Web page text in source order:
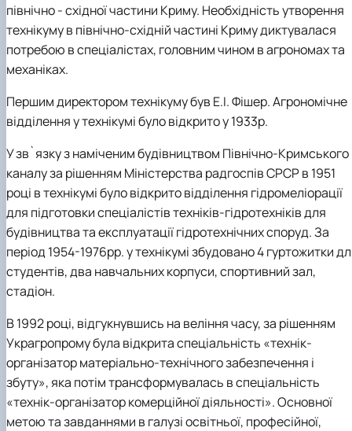
північно - східної частини Криму. Необхідність утворення
технікуму в північно-східній частині Криму диктувалася
потребою в спеціалістах, головним чином в агрономах та
механіках.
Першим директором технікуму був Е.І. Фішер. Агрономічне
відділення у технікумі було відкрито у 1933р.
У зв`язку з наміченим будівництвом Північно-Кримського
каналу за рішенням Міністерства радгоспів СРСР в 1951
році в технікумі було відкрито відділення гідромеліорації
для підготовки спеціалістів техніків-гідротехніків для
будівництва та експлуатації гідротехнічних споруд. За
період 1954-1976рр. у технікумі збудовано 4 гуртожитки
студентів, два навчальних корпуси, спортивний зал,
стадіон.
В 1992 році, відгукнувшись на веління часу, за рішенням
Украгропрому була відкрита спеціальність «технік-
організатор матеріально-технічного забезпечення і
збуту», яка потім трансформувалась в спеціальність
«технік-організатор комерційної діяльності». Основної
метою та завданнями в галузі освітньої, професійної,